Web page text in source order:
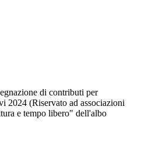
di contributi per
2024 (Riservato ad associazioni
e tempo libero" dell'albo